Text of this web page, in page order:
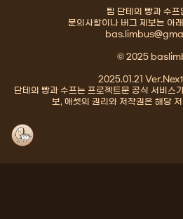
팀 단테의 빵과 수프
문의사항이나 버그 제보는 아
© 2025
2025.01.21
단테의 빵과 수프는 프로젝트문 공식 서비스
보, 애셋의 권리와 저작권은 해당